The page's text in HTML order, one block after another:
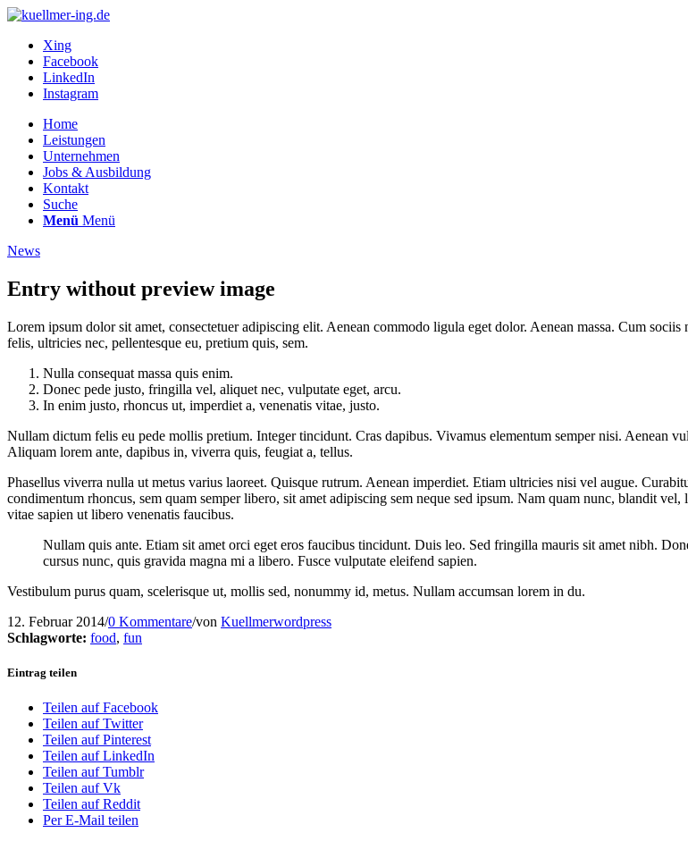
Xing
Facebook
LinkedIn
Instagram
Home
Leistungen
Unternehmen
Jobs & Ausbildung
Kontakt
Suche
Menü Menü
News
Entry without preview image
Lorem ipsum dolor sit amet, consectetuer adipiscing elit. Aenean commodo ligula eget dolor. Aenean massa. Cum
felis, ultricies nec, pellentesque eu, pretium quis, sem.
Nulla consequat massa quis enim.
Donec pede justo, fringilla vel, aliquet nec, vulputate eget, arcu.
In enim justo, rhoncus ut, imperdiet a, venenatis vitae, justo.
Nullam dictum felis eu pede mollis pretium. Integer tincidunt. Cras dapibus. Vivamus elementum semper nisi. Aenean
Aliquam lorem ante, dapibus in, viverra quis, feugiat a, tellus.
Phasellus viverra nulla ut metus varius laoreet. Quisque rutrum. Aenean imperdiet. Etiam ultricies nisi vel augue.
condimentum rhoncus, sem quam semper libero, sit amet adipiscing sem neque sed ipsum. Nam quam nunc, blandit
vitae sapien ut libero venenatis faucibus.
Nullam quis ante. Etiam sit amet orci eget eros faucibus tincidunt. Duis leo. Sed fringilla mauris sit amet nibh.
cursus nunc, quis gravida magna mi a libero. Fusce vulputate eleifend sapien.
Vestibulum purus quam, scelerisque ut, mollis sed, nonummy id, metus. Nullam accumsan lorem in du.
12. Februar 2014/0 Kommentare/von Kuellmerwordpress
Schlagworte: food, fun
Eintrag teilen
Teilen auf Facebook
Teilen auf Twitter
Teilen auf Pinterest
Teilen auf LinkedIn
Teilen auf Tumblr
Teilen auf Vk
Teilen auf Reddit
Per E-Mail teilen